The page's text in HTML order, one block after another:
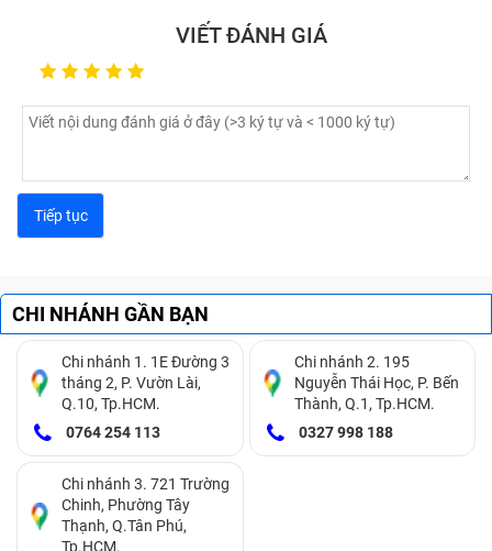
VIẾT ĐÁNH GIÁ
CHI NHÁNH GẦN BẠN
Chi nhánh 1. 1E Đường 3
tháng 2, P. Vườn Lài,
Q.10, Tp.HCM.
0764 254 113
Chi nhánh 2. 195
Nguyễn Thái Học, P. Bến
Thành, Q.1, Tp.HCM.
0327 998 188
Chi nhánh 3. 721 Trường
Chinh, Phường Tây
Thạnh, Q.Tân Phú,
Tp.HCM.